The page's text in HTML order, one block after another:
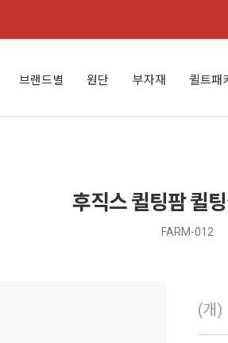
브랜드별 원단 부자재 퀼트패
후직스 퀼팅팜 퀼
FARM-012
(개)